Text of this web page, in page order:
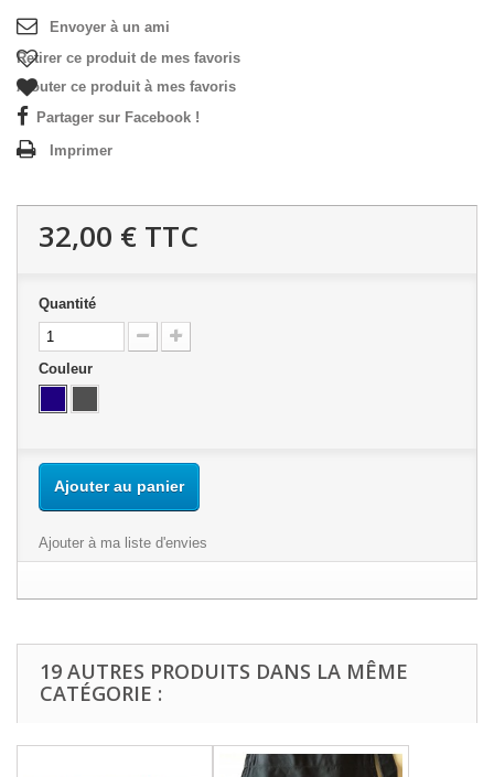
Envoyer à un ami
Retirer ce produit de mes favoris
Ajouter ce produit à mes favoris
Partager sur Facebook !
Imprimer
32,00 € TTC
Quantité
Couleur
Ajouter au panier
Ajouter à ma liste d'envies
19 AUTRES PRODUITS DANS LA MÊME
CATÉGORIE :